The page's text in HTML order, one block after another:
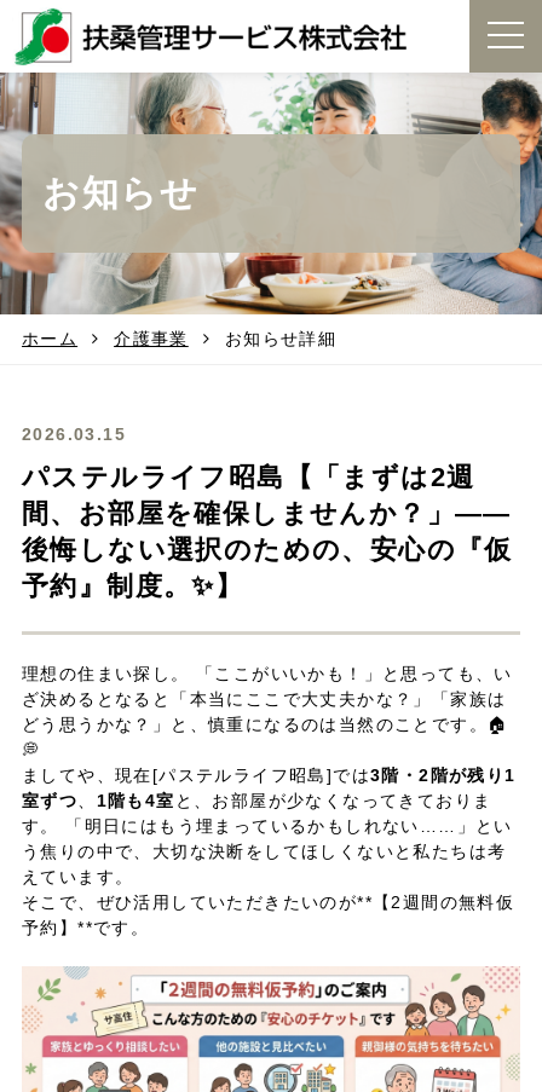
t
g
g
l
i
g
a
お知らせ
ホーム 介護事業 お知らせ詳細
2026.03.15
パステルライフ昭島【「まずは2週
間、お部屋を確保しませんか？」――
後悔しない選択のための、安心の『仮
予約』制度。✨】
理想の住まい探し。 「ここがいいかも！」と思っても、い
ざ決めるとなると「本当にここで大丈夫かな？」「家族は
どう思うかな？」と、慎重になるのは当然のことです。🏠
💭
ましてや、現在[パステルライフ昭島]では3階・2階が残り1
室ずつ
1階も4室 と、お部屋が少なくなってきておりま
す。 「明日にはもう埋まっているかもしれない……」とい
う焦りの中で、大切な決断をしてほしくないと私たちは考
えています。
そこで、ぜひ活用していただきたいのが**【2週間の無料仮
予約】**です。